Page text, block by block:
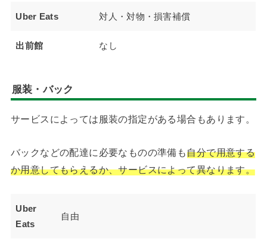
Uber Eats 対人・対物・損害補償
出前館 なし
服装・バック
サービスによっては服装の指定がある場合もあります。
バックなどの配達に必要なものの準備も自分で用意する
か用意してもらえるか、サービスによって異なります。
Uber
Eats
自由